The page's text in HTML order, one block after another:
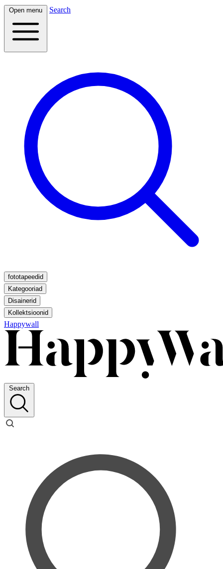
Open menu Search
fototapeedid
Kategooriad
Disainerid
Kollektsioonid
Happywall
Search